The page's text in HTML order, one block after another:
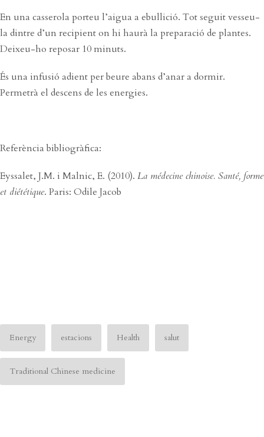
En una casserola porteu l’aigua a ebullició. Tot seguit vesseu-
la dintre d’un recipient on hi haurà la preparació de plantes.
Deixeu-ho reposar 10 minuts.
És una infusió adient per beure abans d’anar a dormir.
Permetrà el descens de les energies.
Referència bibliogràfica:
Eyssalet, J.M. i Malnic, E. (2010). La médecine chinoise. Santé, forme
et diététique. Paris: Odile Jacob
Energy estacions Health salut
Traditional Chinese medicine